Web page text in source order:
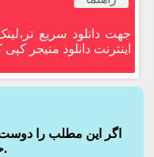
جهت دانلود سریع
اینترنت دانلود منیجر کپی
اگر این مطلب را دوست
حمایت کنید.